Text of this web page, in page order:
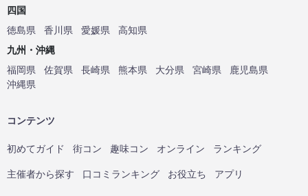
四国
徳島県
香川県 愛媛県
高知県
九州・沖縄
福岡県
佐賀県 長崎県 熊本県 大分県 宮崎県
鹿児島県
沖縄県
コンテンツ
初めてガイド 街コン 趣味コン オンライン ランキング
主催者から探す 口コミランキング お役立ち アプリ